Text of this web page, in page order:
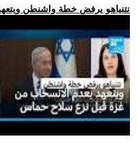
.. نتنياهو يرفض خطة واشنطن